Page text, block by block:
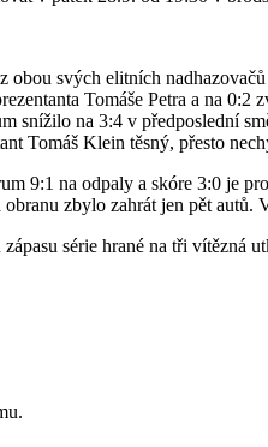
svých elitních
Tomáše Petra a na
snížilo na 3:4 v předposlední
Tomáš Klein těsný, přesto
9:1 na odpaly a skóre 3:0 je
zbylo zahrát jen pět
série hrané na tři vítězná